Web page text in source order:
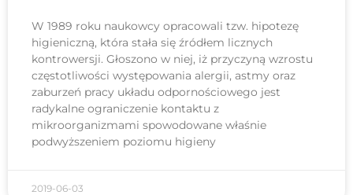
W 1989 roku naukowcy opracowali tzw. hipotezę
higieniczną, która stała się źródłem licznych
kontrowersji. Głoszono w niej, iż przyczyną wzrostu
częstotliwości występowania alergii, astmy oraz
zaburzeń pracy układu odpornościowego jest
radykalne ograniczenie kontaktu z
mikroorganizmami spowodowane właśnie
podwyższeniem poziomu higieny
2019-06-03